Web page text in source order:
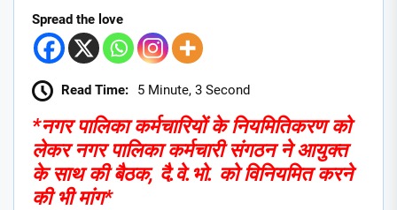
Spread the love
Read Time: 5 Minute, 3 Second
*नगर पालिका कर्मचारियों के नियमितिकरण को
लेकर नगर पालिका कर्मचारी संगठन ने आयुक्त
के साथ की बैठक, दै.वे.भो. को विनियमित करने
की भी मांग*